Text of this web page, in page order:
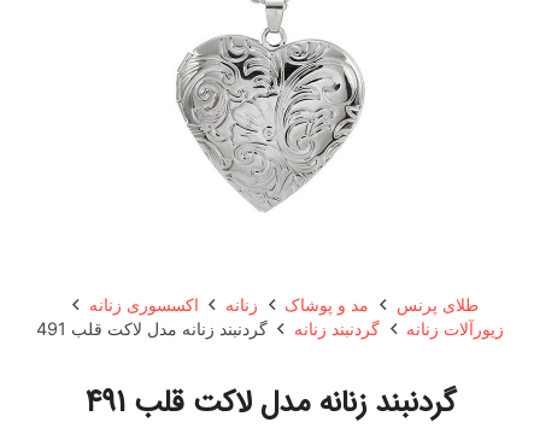
طلای پرنس مد و پوشاک زنانه
اکسسوری زنانه
زیورآلات زنانه
گردنبند زنانه گردنبند زنانه مدل لاکت قلب 491
گردنبند زنانه مدل لاکت قلب 491